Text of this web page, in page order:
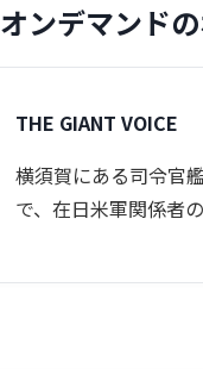
オンデマンド
THE GIANT VOICE
横須賀にある司令官
で、在日米軍関係者